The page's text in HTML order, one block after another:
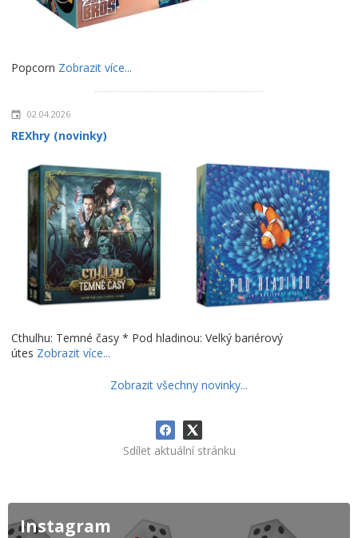
Popcorn Zobrazit více...
02.04.2026
REXhry (novinky)
Cthulhu: Temné časy * Pod hladinou: Velký bariérový
útes Zobrazit více...
Zobrazit všechny novinky...
Sdílet aktuální stránku
Instagram